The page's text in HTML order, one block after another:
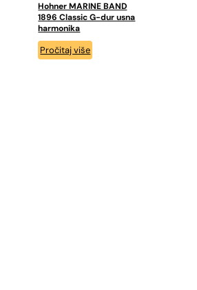
Hohner MARINE BAND
1896 Classic G-dur usna
harmonika
Pročitaj više